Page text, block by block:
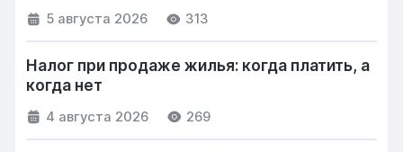
5 августа 2026 313
Налог при продаже жилья: когда платить, а
когда нет
4 августа 2026 269